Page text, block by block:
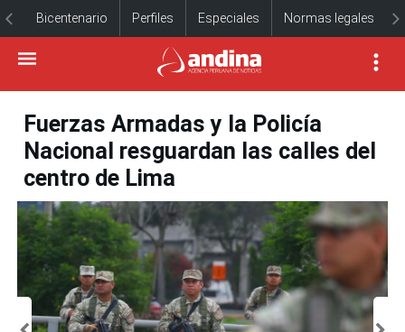
Bicentenario Perfiles Especiales Normas legales
Fuerzas Armadas y la Policía
Nacional resguardan las calles del
centro de Lima